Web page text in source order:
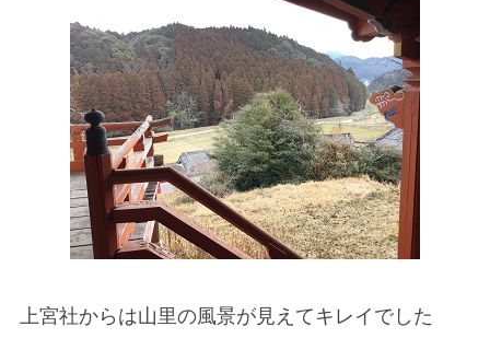
上宮社からは山里の風景が見えてキレイでした